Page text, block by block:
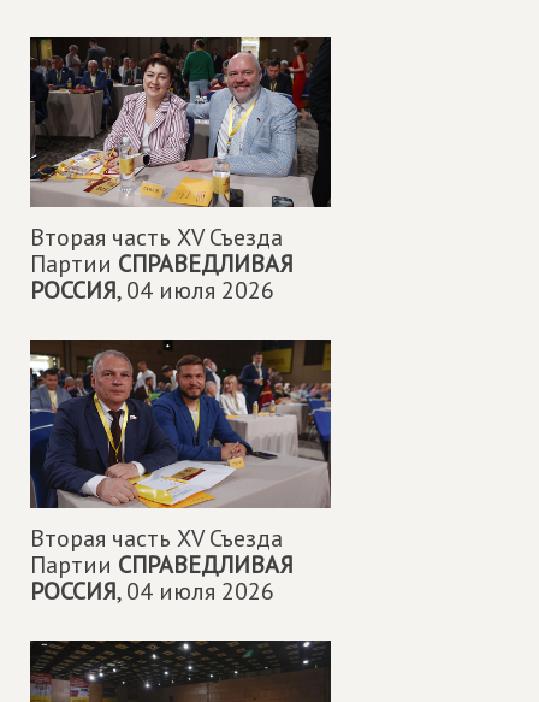
Вторая часть XV Съезда
Партии СПРАВЕДЛИВАЯ
РОССИЯ,04 июля 2026
Вторая часть XV Съезда
Партии СПРАВЕДЛИВАЯ
РОССИЯ,04 июля 2026